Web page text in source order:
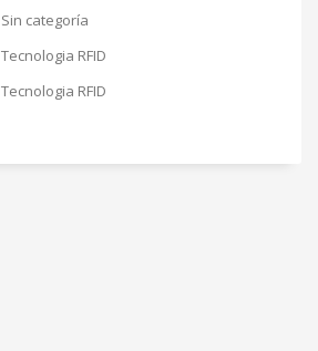
Sin categoría
Tecnologia RFID
Tecnologia RFID